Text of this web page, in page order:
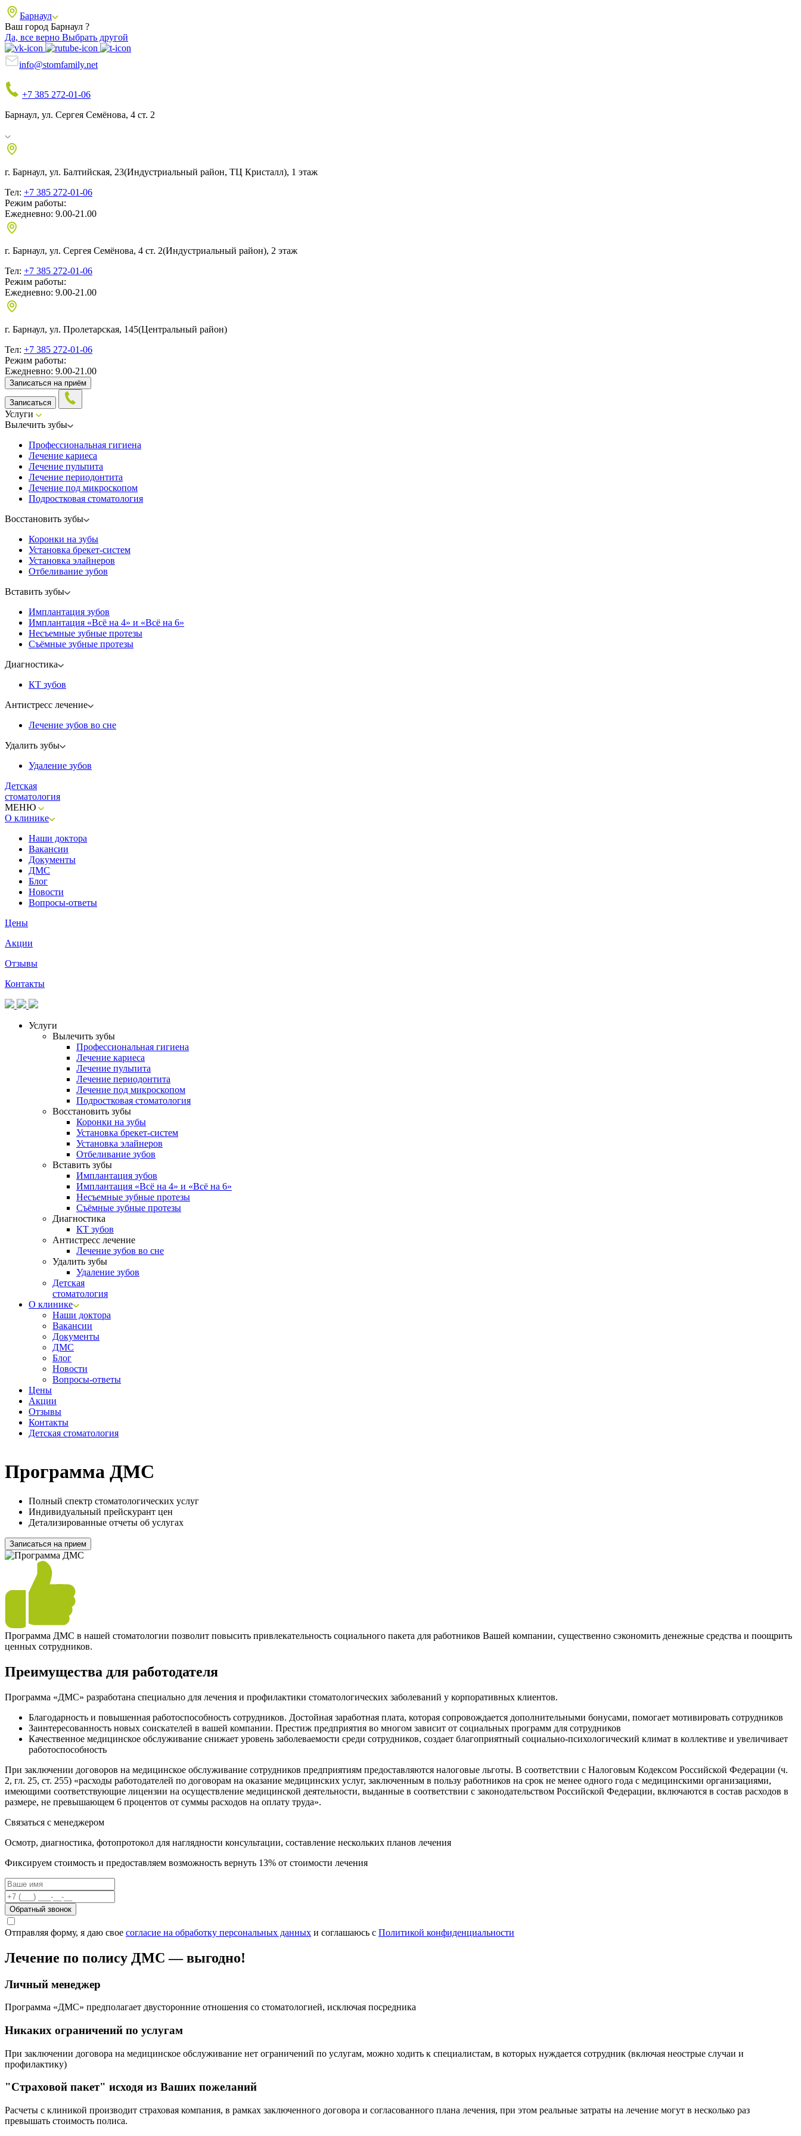
Барнаул
Ваш город Барнаул ?
Да, все верно Выбрать другой
info@stomfamily.net
+7 385 272-01-06
Барнаул, ул. Сергея Семёнова, 4 ст. 2
г. Барнаул, ул. Балтийская, 23(Индустриальный район, ТЦ Кристалл), 1 этаж
Тел: +7 385 272-01-06
Режим работы:
Ежедневно: 9.00-21.00
г. Барнаул, ул. Сергея Семёнова, 4 ст. 2(Индустриальный район), 2 этаж
Тел: +7 385 272-01-06
Режим работы:
Ежедневно: 9.00-21.00
г. Барнаул, ул. Пролетарская, 145(Центральный район)
Тел: +7 385 272-01-06
Режим работы:
Ежедневно: 9.00-21.00
Записаться на приём
Записаться
Услуги
Вылечить зубы
Профессиональная гигиена
Лечение кариеса
Лечение пульпита
Лечение периодонтита
Лечение под микроскопом
Подростковая стоматология
Восстановить зубы
Коронки на зубы
Установка брекет-систем
Установка элайнеров
Отбеливание зубов
Вставить зубы
Имплантация зубов
Имплантация «‎Всё на 4» и «‎Всё на 6»
Несъемные зубные протезы
Съёмные зубные протезы
Диагностика
КТ зубов
Антистресс лечение
Лечение зубов во сне
Удалить зубы
Удаление зубов
Детская
стоматология
МЕНЮ
О клинике
Наши доктора
Вакансии
Документы
ДМС
Блог
Новости
Вопросы-ответы
Цены
Акции
Отзывы
Контакты
Услуги
Вылечить зубы
Профессиональная гигиена
Лечение кариеса
Лечение пульпита
Лечение периодонтита
Лечение под микроскопом
Подростковая стоматология
Восстановить зубы
Коронки на зубы
Установка брекет-систем
Установка элайнеров
Отбеливание зубов
Вставить зубы
Имплантация зубов
Имплантация «‎Всё на 4» и «‎Всё на 6»
Несъемные зубные протезы
Съёмные зубные протезы
Диагностика
КТ зубов
Антистресс лечение
Лечение зубов во сне
Удалить зубы
Удаление зубов
Детская
стоматология
О клинике
Наши доктора
Вакансии
Документы
ДМС
Блог
Новости
Вопросы-ответы
Цены
Акции
Отзывы
Контакты
Детская стоматология
Программа ДМС
Полный спектр стоматологических услуг
Индивидуальный прейскурант цен
Детализированные отчеты об услугах
Записаться на прием
Программа ДМС в нашей стоматологии позволит повысить привлекательность социального пакета для работников Вашей компании, существенно сэкономить денежные средства и поощрить
ценных сотрудников.
Преимущества для работодателя
Программа «ДМС» разработана специально для лечения и профилактики стоматологических заболеваний у корпоративных клиентов.
Благодарность и повышенная работоспособность сотрудников. Достойная заработная плата, которая сопровождается дополнительными бонусами, помогает мотивировать сотрудников
Заинтересованность новых соискателей в вашей компании. Престиж предприятия во многом зависит от социальных программ для сотрудников
Качественное медицинское обслуживание снижает уровень заболеваемости среди сотрудников, создает благоприятный социально-психологический климат в коллективе и увеличивает
работоспособность
При заключении договоров на медицинское обслуживание сотрудников предприятиям предоставляются налоговые льготы. В соответствии с Налоговым Кодексом Российской Федерации (ч.
2, гл. 25, ст. 255) «расходы работодателей по договорам на оказание медицинских услуг, заключенным в пользу работников на срок не менее одного года с медицинскими организациями,
имеющими соответствующие лицензии на осуществление медицинской деятельности, выданные в соответствии с законодательством Российской Федерации, включаются в состав расходов в
размере, не превышающем 6 процентов от суммы расходов на оплату труда».
Связаться с менеджером
Осмотр, диагностика, фотопротокол для наглядности консультации, составление нескольких планов лечения
Фиксируем стоимость и предоставляем возможность вернуть 13% от стоимости лечения
Обратный звонок
Отправляя форму, я даю свое согласие на обработку персональных данных и соглашаюсь c Политикой конфиденциальности
Лечение по полису ДМС — выгодно!
Личный менеджер
Программа «ДМС» предполагает двусторонние отношения со стоматологией, исключая посредника
Никаких ограничений по услугам
При заключении договора на медицинское обслуживание нет ограничений по услугам, можно ходить к специалистам, в которых нуждается сотрудник (включая неострые случаи и
профилактику)
"Страховой пакет" исходя из Ваших пожеланий
Расчеты с клиникой производит страховая компания, в рамках заключенного договора и согласованного плана лечения, при этом реальные затраты на лечение могут в несколько раз
превышать стоимость полиса.